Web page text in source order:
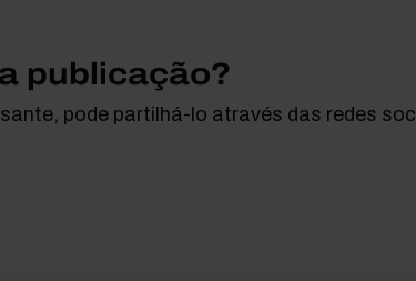
publicação?
pode partilhá-lo através das redes